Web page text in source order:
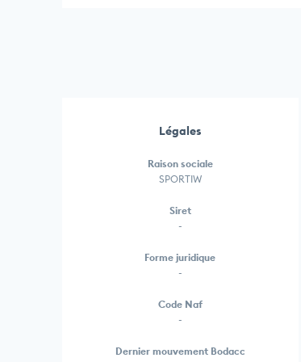
Légales
Raison sociale
SPORTIW
Siret
-
Forme juridique
-
Code Naf
-
Dernier mouvement Bodacc